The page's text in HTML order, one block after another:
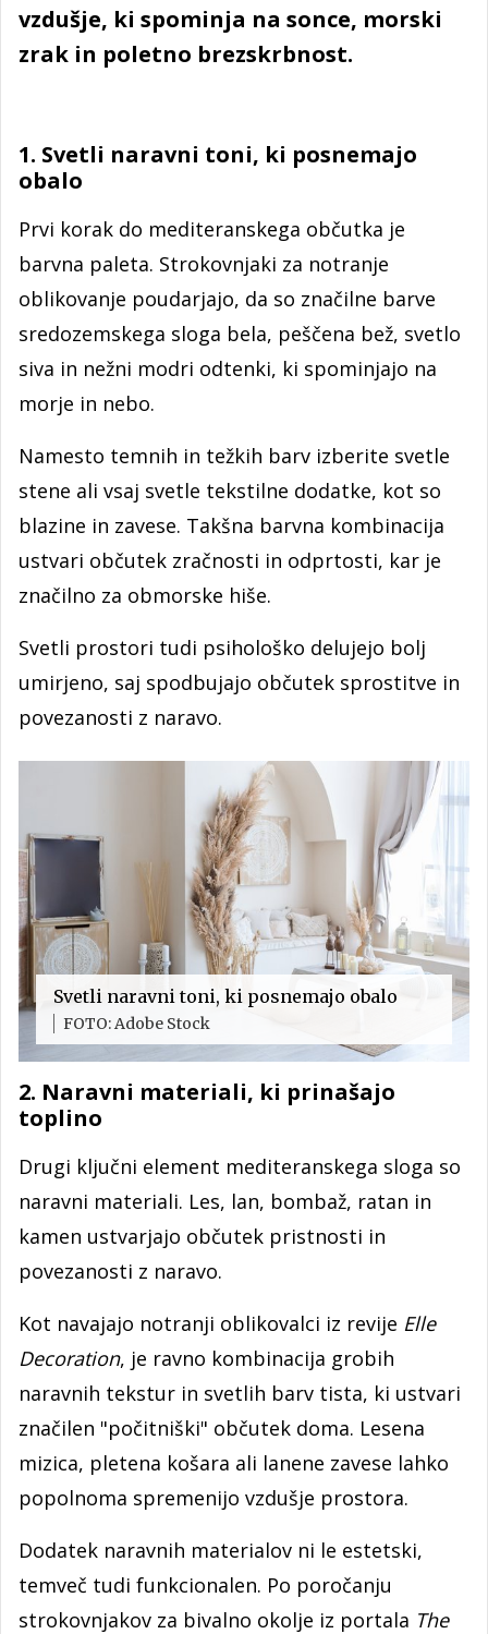
vzdušje, ki spominja na sonce, morski
zrak in poletno brezskrbnost.
1. Svetli naravni toni, ki posnemajo
obalo
Prvi korak do mediteranskega občutka je
barvna paleta. Strokovnjaki za notranje
oblikovanje poudarjajo, da so značilne barve
sredozemskega sloga bela, peščena bež, svetlo
siva in nežni modri odtenki, ki spominjajo na
morje in nebo.
Namesto temnih in težkih barv izberite svetle
stene ali vsaj svetle tekstilne dodatke, kot so
blazine in zavese. Takšna barvna kombinacija
ustvari občutek zračnosti in odprtosti, kar je
značilno za obmorske hiše.
Svetli prostori tudi psihološko delujejo bolj
umirjeno, saj spodbujajo občutek sprostitve in
povezanosti z naravo.
Svetli naravni toni, ki posnemajo obalo
FOTO: Adobe Stock
2. Naravni materiali, ki prinašajo
toplino
Drugi ključni element mediteranskega sloga so
naravni materiali. Les, lan, bombaž, ratan in
kamen ustvarjajo občutek pristnosti in
povezanosti z naravo.
Kot navajajo notranji oblikovalci iz revije Elle
Decoration, je ravno kombinacija grobih
naravnih tekstur in svetlih barv tista, ki ustvari
značilen "počitniški" občutek doma. Lesena
mizica, pletena košara ali lanene zavese lahko
popolnoma spremenijo vzdušje prostora.
Dodatek naravnih materialov ni le estetski,
temveč tudi funkcionalen. Po poročanju
strokovnjakov za bivalno okolje iz portala The